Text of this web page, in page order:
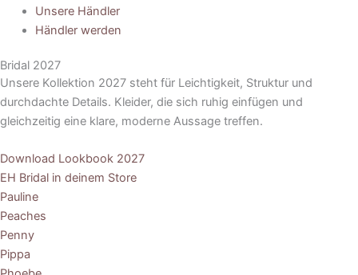
Unsere Händler
Händler werden
Bridal 2027
Unsere Kollektion 2027 steht für Leichtigkeit, Struktur und
durchdachte Details. Kleider, die sich ruhig einfügen und
gleichzeitig eine klare, moderne Aussage treffen.
Download Lookbook 2027
EH Bridal in deinem Store
Pauline
Peaches
Penny
Pippa